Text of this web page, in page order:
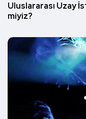
Uluslararası Uzay
miyiz?